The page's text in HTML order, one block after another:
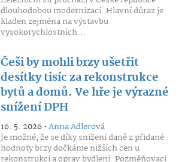
dlouhodobou modernizací. Hlavní důraz je
kladen zejména na výstavbu
vysokorychlostních...
Češi by mohli brzy ušetřit
desítky tisíc za rekonstrukce
bytů a domů. Ve hře je výrazné
snížení DPH
16. 5. 2026 •Anna Adlerová
Je možné, že se díky snížení daně z přidané
hodnoty brzy dočkáme nižších cen u
rekonstrukcí a oprav bydlení. Pozměňovací